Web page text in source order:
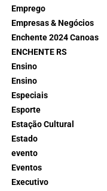
Emprego
Empresas & Negócios
Enchente 2024 Canoas
ENCHENTE RS
Ensino
Ensino
Especiais
Esporte
Estação Cultural
Estado
evento
Eventos
Executivo